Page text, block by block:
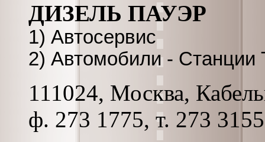
ДИЗЕЛЬ ПАУЭР
1) Автосервис
2) Автомобили - Станции
111024, Москва,
ф. 273 1775, т. 273